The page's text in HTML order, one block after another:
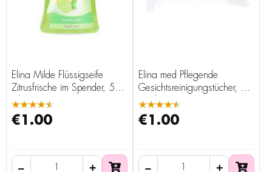
Elina Milde Flüssigseife
Zitrusfrische im Spender, 500
ml
★★★★★
€1.00
Elina med Pflegende
Gesichtsreinigungstücher, 20
Stück
★★★★★
€1.00